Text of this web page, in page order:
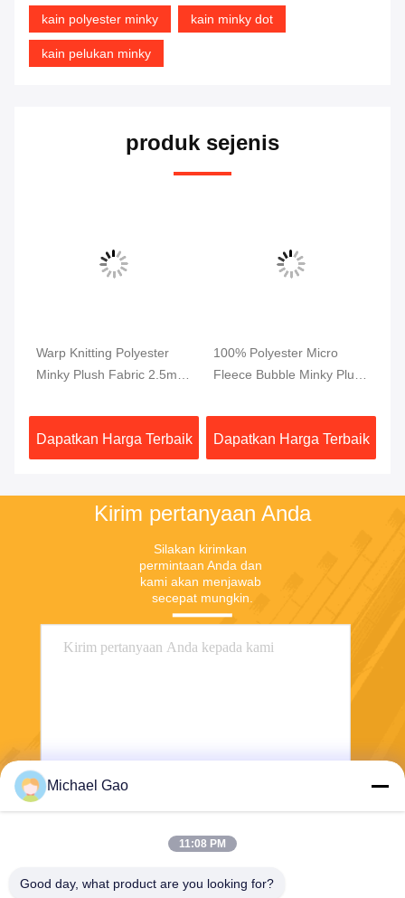
kain polyester minky kain minky dot
kain pelukan minky
produk sejenis
Warp Knitting Polyester
Minky Plush Fabric 2.5mm
Dapatkan Harga Terbaik
100% Polyester Micro
Fleece Bubble Minky Plush
Dapatkan Harga Terbaik
Kirim pertanyaan Anda
Silakan kirimkan
permintaan Anda dan
kami akan menjawab
secepat mungkin.
Mengirim
Michael Gao
11:08 PM
Good day, what product are you looking for?